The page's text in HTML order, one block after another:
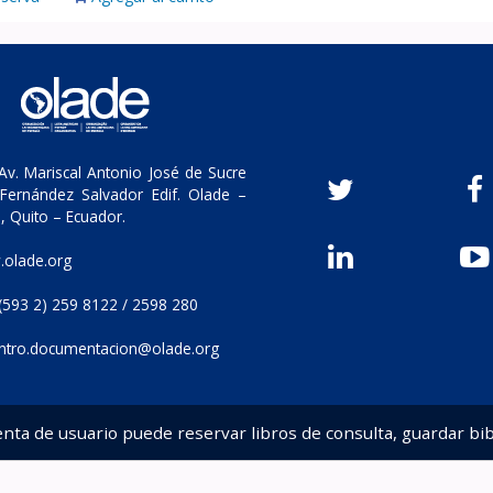
Mariscal Antonio José de Sucre
Salvador Edif. Olade –
Quito – Ecuador.
2) 259 8122 / 2598 280
de usuario puede reservar libros de consulta, guardar